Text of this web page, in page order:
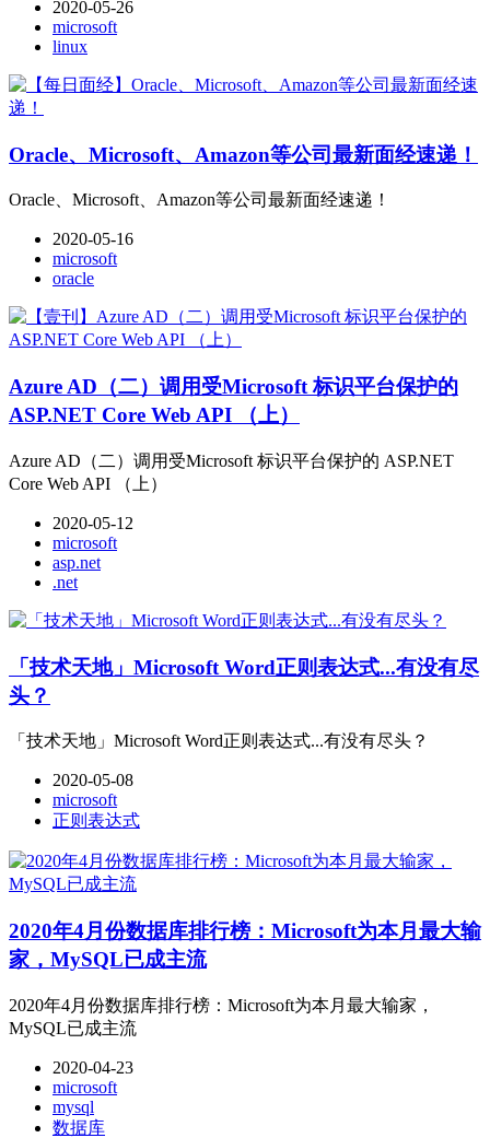
2020-05-26
microsoft
linux
Oracle​、Microsoft、Amazon等公司最新面经速递！
Oracle​、Microsoft、Amazon等公司最新面经速递！
2020-05-16
microsoft
oracle
Azure AD（二）调用受Microsoft 标识平台保护的
ASP.NET Core Web API （上）
Azure AD（二）调用受Microsoft 标识平台保护的 ASP.NET
Core Web API （上）
2020-05-12
microsoft
asp.net
.net
「技术天地」Microsoft Word正则表达式...有没有尽
头？
「技术天地」Microsoft Word正则表达式...有没有尽头？
2020-05-08
microsoft
正则表达式
2020年4月份数据库排行榜：Microsoft为本月最大输
家，MySQL已成主流
2020年4月份数据库排行榜：Microsoft为本月最大输家，
MySQL已成主流
2020-04-23
microsoft
mysql
数据库